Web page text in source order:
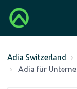
Adia Switzerland
Adia für